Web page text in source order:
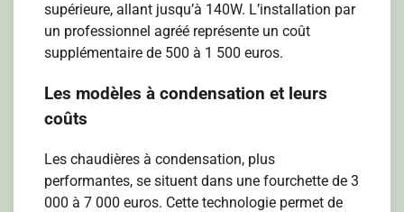
supérieure, allant jusqu’à 140W. L’installation par
un professionnel agréé représente un coût
supplémentaire de 500 à 1 500 euros.
Les modèles à condensation et leurs
coûts
Les chaudières à condensation, plus
performantes, se situent dans une fourchette de 3
000 à 7 000 euros. Cette technologie permet de